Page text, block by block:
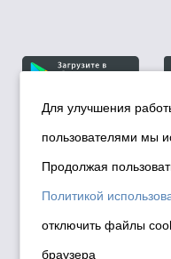
© Департамент
города
Политика
Политика по
данных в
Для улучшения
пользователями мы
Продолжая
Политикой
отключить файлы
браузера